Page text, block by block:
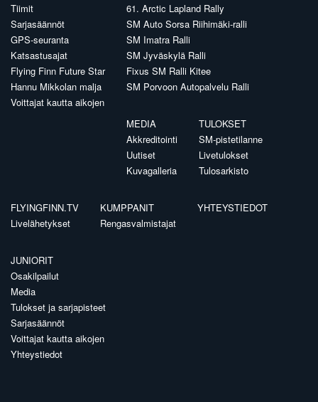
Tiimit
Sarjasäännöt
GPS-seuranta
Katsastusajat
Flying Finn Future Star
Hannu Mikkolan malja
Voittajat kautta aikojen
61. Arctic Lapland Rally
SM Auto Sorsa Riihimäki-ralli
SM Imatra Ralli
SM Jyväskylä Ralli
Fixus SM Ralli Kitee
SM Porvoon Autopalvelu Ralli
MEDIA
Akkreditointi
Uutiset
Kuvagalleria
TULOKSET
SM-pistetilanne
Livetulokset
Tulosarkisto
FLYINGFINN.TV
Livelähetykset
KUMPPANIT
Rengasvalmistajat
YHTEYSTIEDOT
JUNIORIT
Osakilpailut
Media
Tulokset ja sarjapisteet
Sarjasäännöt
Voittajat kautta aikojen
Yhteystiedot